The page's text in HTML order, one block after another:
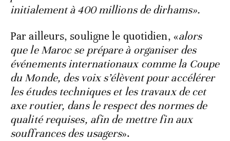
initialement à 400 millions de dirhams».
Par ailleurs, souligne le quotidien, «alors
que le Maroc se prépare à organiser des
événements internationaux comme la Coupe
du Monde, des voix s’élèvent pour accélérer
les études techniques et les travaux de cet
axe routier, dans le respect des normes de
qualité requises, afin de mettre fin aux
souffrances des usagers».